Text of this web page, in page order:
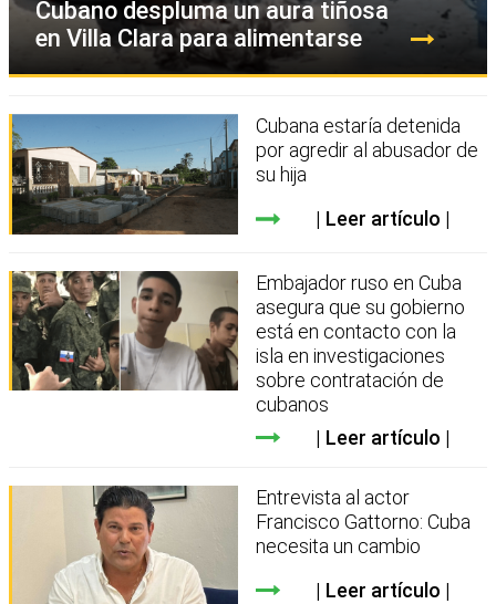
Cubano despluma un aura tiñosa
en Villa Clara para alimentarse
Cubana estaría detenida
por agredir al abusador de
su hija
Leer artículo
Embajador ruso en Cuba
asegura que su gobierno
está en contacto con la
isla en investigaciones
sobre contratación de
cubanos
Leer artículo
Entrevista al actor
Francisco Gattorno: Cuba
necesita un cambio
Leer artículo